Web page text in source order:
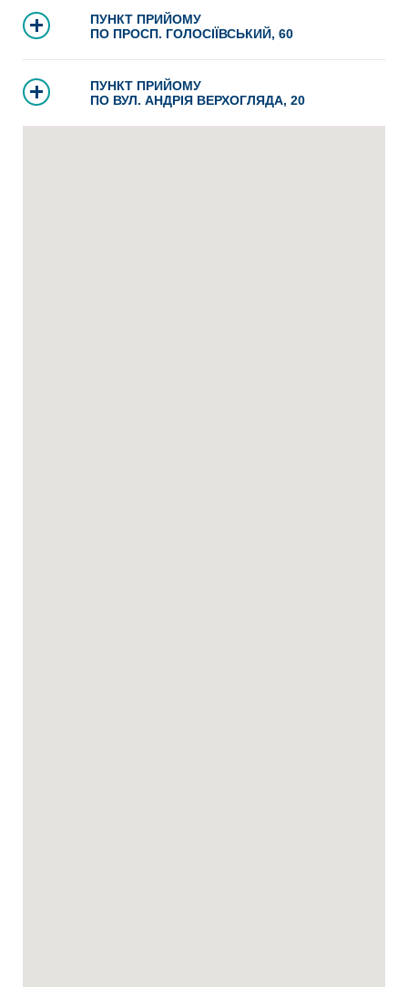
ПУНКТ ПРИЙОМУ
ПО ПРОСП. ГОЛОСІЇВСЬКИЙ, 60
ПУНКТ ПРИЙОМУ
ПО ВУЛ. АНДРІЯ ВЕРХОГЛЯДА, 20